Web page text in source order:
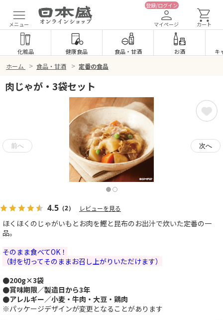
メニュー
登録/ログイン
マイページ カート
化粧品 健康食品 食品・ 甘酒 お酒 キ
ホーム > 食品・甘酒 > 定番の食品
肉じゃが・3袋セット
4.5 （2） レビューを見る
ほくほくのじゃがいもとお肉を鰹と昆布のお出汁で炊いた定番の一
品。
そのまま食べてOK！
（封を切ってそのままお召し上がりいただけます）
●200g×3袋
●賞味期限／製造日から3年
●アレルギー／小麦・牛肉・大豆・鶏肉
※パッケージデザインが変更となることがあります